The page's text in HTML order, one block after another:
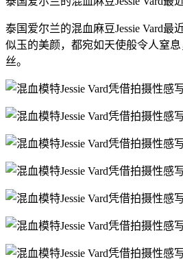
泰国爱尔兰的混血麻豆Jessie Vard
似玉的美颜，都宛如天使般令人窒
丝。